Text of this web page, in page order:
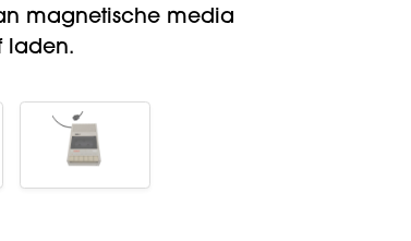
magnetische media
laden.